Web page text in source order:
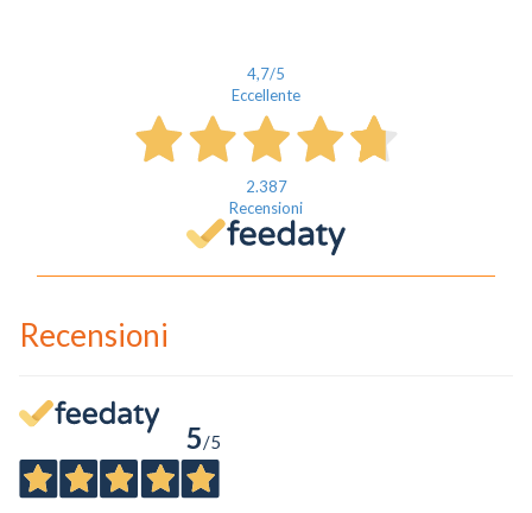
4,7/5
Eccellente
2.387
Recensioni
Recensioni
5/5